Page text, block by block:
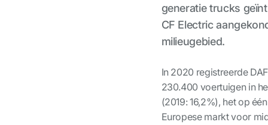
generatie trucks
CF Electric
milieugebied.
In 2020 registreerde
230.400 voertuigen in
(2019: 16,2%), het op
Europese markt voor